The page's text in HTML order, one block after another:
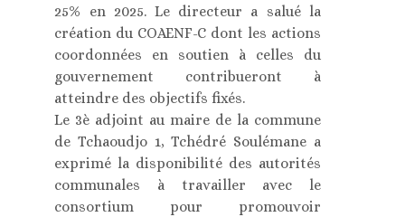
25% en 2025. Le directeur a salué la
création du COAENF-C dont les actions
coordonnées en soutien à celles du
gouvernement contribueront à
atteindre des objectifs fixés.
Le 3è adjoint au maire de la commune
de Tchaoudjo 1, Tchédré Soulémane a
exprimé la disponibilité des autorités
communales à travailler avec le
consortium pour promouvoir